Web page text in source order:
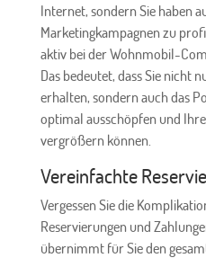
Internet, sondern Sie haben
Marketingkampagnen zu
aktiv bei der Wohnmobil-
Das bedeutet, dass Sie nicht
erhalten, sondern auch das
optimal ausschöpfen und
vergrößern können.
Vereinfachte
Vergessen Sie die
Reservierungen und
übernimmt für Sie den